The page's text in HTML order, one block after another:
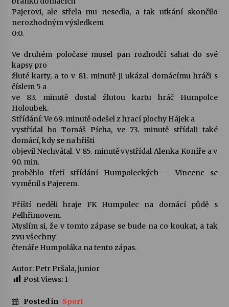
Pajerovi, ale střela mu nesedla, a tak utkání skončilo
nerozhodným výsledkem
0:0.
Ve druhém poločase musel pan rozhodčí sahat do své
kapsy pro
žluté karty, a to v 81. minutě ji ukázal domácímu hráči s
číslem 5 a
ve 83. minutě dostal žlutou kartu hráč Humpolce
Holoubek.
Střídání: Ve 69. minutě odešel z hrací plochy Hájek a
vystřídal ho Tomáš Pícha, ve 73. minutě střídali také
domácí, kdy se na hřišti
objevil Nechvátal. V 85. minutě vystřídal Alenka Koníře a v
90. min.
proběhlo třetí střídání Humpoleckých – Vincenc se
vyměnil s Pajerem.
Příští neděli hraje FK Humpolec na domácí půdě s
Pelhřimovem.
Myslím si, že v tomto zápase se bude na co koukat, a tak
zvu všechny
čtenáře Humpoláka na tento zápas.
Autor: Petr Pršala, junior
Post Views: 1
Posted in Sport